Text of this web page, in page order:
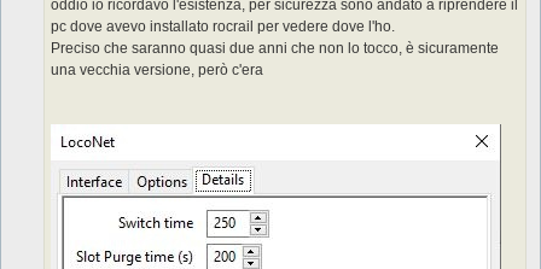
g
o
oddio io ricordavo l'esistenza, per sicurezza sono andato a riprendere il
pc dove avevo installato rocrail per vedere dove l'ho.
Preciso che saranno quasi due anni che non lo tocco, è sicuramente
una vecchia versione, però c'era